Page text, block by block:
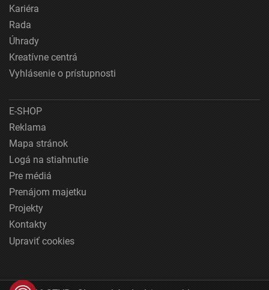
Kariéra
Rada
Úhrady
Kreatívne centrá
Vyhlásenie o prístupnosti
E-SHOP
Reklama
Mapa stránok
Logá na stiahnutie
Pre médiá
Prenájom majetku
Projekty
Kontakty
Upraviť cookies